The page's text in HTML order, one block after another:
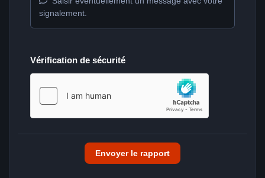
signalement.
Vérification de sécurité
Envoyer le rapport